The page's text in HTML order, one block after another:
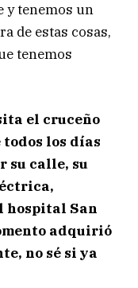
y tenemos un
de estas cosas,
tenemos
el cruceño
los días
su calle, su
hospital San
adquirió
no sé si ya